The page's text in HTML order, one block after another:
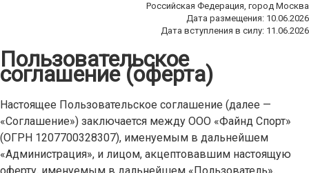
Российская Федерация, город Москва
Дата размещения: 10.06.2026
Дата вступления в силу: 11.06.2026
Пользовательское
соглашение (оферта)
Настоящее Пользовательское соглашение (далее —
«Соглашение») заключается между ООО «Файнд Спорт»
(ОГРН 1207700328307), именуемым в дальнейшем
«Администрация», и лицом, акцептовавшим настоящую